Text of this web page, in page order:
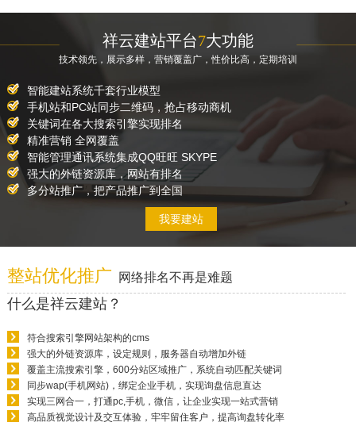
祥云建站平台7大功能
技术领先，展示多样，营销覆盖广，性价比高，定期培训
智能建站系统千套行业模型
手机站和PC站同步二维码，抢占移动商机
关键词在各大搜索引擎实现排名
精准营销 全网覆盖
智能管理通讯系统集成QQ旺旺 SKYPE
强大的外链资源库，网站有排名
多分站推广，把产品推广到全国
我要建站
整站优化推广 网络排名不再是难题
什么是祥云建站？
符合搜索引擎网站架构的cms
强大的外链资源库，设定规则，服务器自动增加外链
覆盖主流搜索引擎，600分站区域推广，系统自动匹配关键词
同步wap(手机网站)，绑定企业手机，实现询盘信息直达
实现三网合一，打通pc,手机，微信，让企业实现一站式营销
高品质视觉设计及交互体验，牢牢留住客户，提高询盘转化率